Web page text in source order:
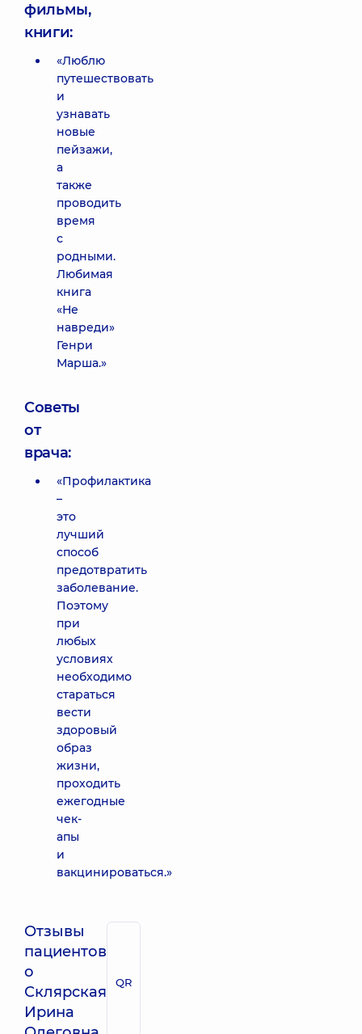
фильмы,
книги:
«Люблю
путешествовать
и
узнавать
новые
пейзажи,
а
также
проводить
время
с
родными.
Любимая
книга
«Не
навреди»
Генри
Марша.»
Советы
от
врача:
«Профилактика
–
это
лучший
способ
предотвратить
заболевание.
Поэтому
при
любых
условиях
необходимо
стараться
вести
здоровый
образ
жизни,
проходить
ежегодные
чек-
апы
и
вакцинироваться.»
Отзывы
пациентов
о
Склярская
Ирина
QR